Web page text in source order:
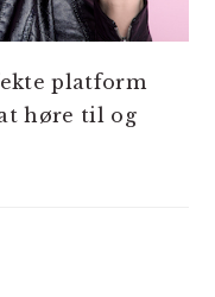
platform
høre til og